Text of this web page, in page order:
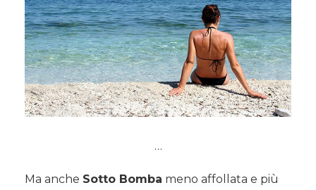
…
Ma anche Sotto Bomba meno affollata e più